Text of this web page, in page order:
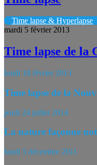
Time lapse & Hyperlapse
mardi 5 février 2013
Time lapse de la
lundi 18 février 2013
Time lapse de la
jeudi 24 juillet 2014
La nature façonne
lundi 5 décembre 2011